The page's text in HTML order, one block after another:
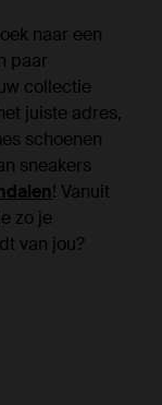
naar een
paar
collectie
juiste adres,
schoenen
sneakers
! Vanuit
zo je
van jou?